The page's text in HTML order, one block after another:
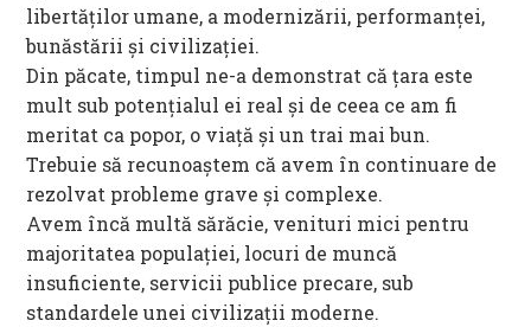
libertăților umane, a modernizării, performanței,
bunăstării și civilizației.
Din păcate, timpul ne-a demonstrat că țara este
mult sub potențialul ei real și de ceea ce am fi
meritat ca popor, o viață și un trai mai bun.
Trebuie să recunoaștem că avem în continuare de
rezolvat probleme grave și complexe.
Avem încă multă sărăcie, venituri mici pentru
majoritatea populației, locuri de muncă
insuficiente, servicii publice precare, sub
standardele unei civilizații moderne.